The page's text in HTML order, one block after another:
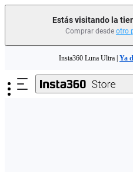
Estás visitando la
Comprar desde otro
Need shopping help? |
Insta360 Luna Ultra | Ya